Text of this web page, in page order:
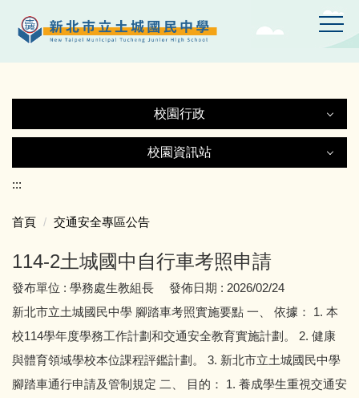
到
要
容
校園行政
附設幼兒園
資訊服務
校園資訊站
土中YT頻道
專科教室登記
:::
首頁 交通安全專區公告
114-2土城國中自行車考照申請
發布單位 : 學務處生教組長 發佈日期 : 2026/02/24
新北市立土城國民中學 腳踏車考照實施要點 一、 依據： 1. 本
校114學年度學務工作計劃和交通安全教育實施計劃。 2. 健康
與體育領域學校本位課程評鑑計劃。 3. 新北市立土城國民中學
腳踏車通行申請及管制規定 二、 目的： 1. 養成學生重視交通安